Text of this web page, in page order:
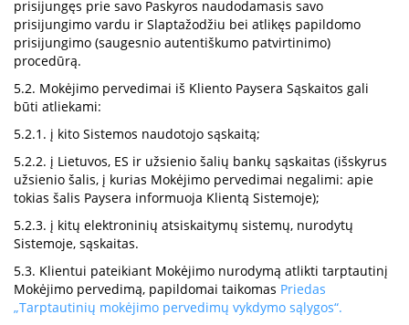
prisijungęs prie savo Paskyros naudodamasis savo
prisijungimo vardu ir Slaptažodžiu bei atlikęs papildomo
prisijungimo (saugesnio autentiškumo patvirtinimo)
procedūrą.
5.2. Mokėjimo pervedimai iš Kliento Paysera Sąskaitos gali
būti atliekami:
5.2.1. į kito Sistemos naudotojo sąskaitą;
5.2.2. į Lietuvos, ES ir užsienio šalių bankų sąskaitas (išskyrus
užsienio šalis, į kurias Mokėjimo pervedimai negalimi: apie
tokias šalis Paysera informuoja Klientą Sistemoje);
5.2.3. į kitų elektroninių atsiskaitymų sistemų, nurodytų
Sistemoje, sąskaitas.
5.3. Klientui pateikiant Mokėjimo nurodymą atlikti tarptautinį
Mokėjimo pervedimą, papildomai taikomas Priedas
„Tarptautinių mokėjimo pervedimų vykdymo sąlygos“.